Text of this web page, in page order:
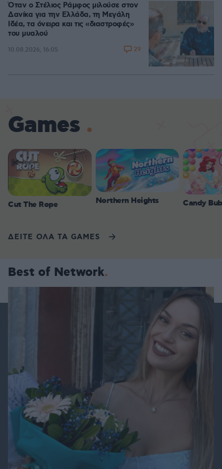
Όταν ο Στέλιος Ράμφος μιλούσε στον
Δανίκα για την Ελλάδα, τη Μεγάλη
Ιδέα, τα όνειρα και τις «διαστροφές»
του μυαλού
10.08.2026, 16:05 29
Games
Cut The Rope Northern Heights Candy
ΔΕΙΤΕ ΟΛΑ ΤΑ GAMES
Best of Network